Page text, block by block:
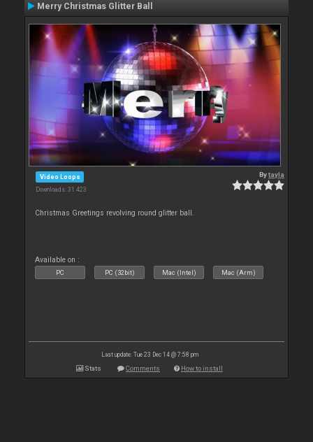
Merry Christmas Glitter Ball
Video Loops
Downloads: 31 423
Bytayla
Christmas Greetings revolving round glitter ball.
Available on :
PC PC (32bit) Mac (Intel) Mac (Arm)
Last update: Tue 23 Dec 14 @ 7:58 pm
Stats Comments How to install